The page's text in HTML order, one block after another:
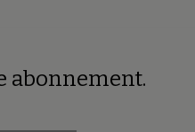
abonnement.